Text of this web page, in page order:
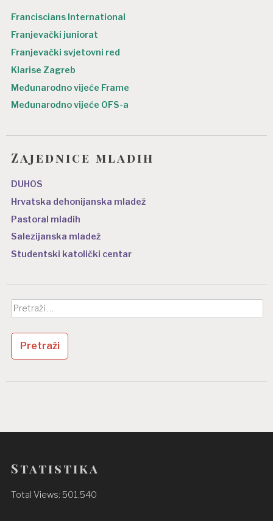
Franciscians International
Franjevački juniorat
Franjevački svjetovni red
Klarise Zagreb
Međunarodno vijeće Frame
Međunarodno vijeće OFS-a
Zajednice mladih
DUHOS
Hrvatska dehonijanska mladež
Pastoral mladih
Salezijanska mladež
Studentski katolički centar
Pretraži:
Statistika
Total Views:501.540